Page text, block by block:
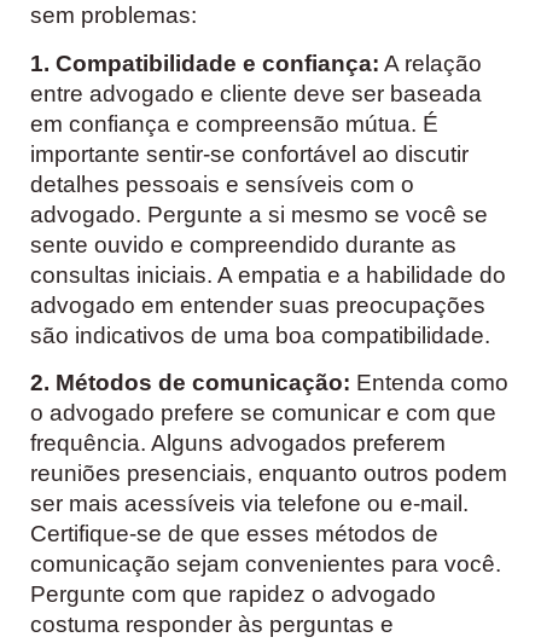
sem problemas:
1. Compatibilidade e confiança: A relação
entre advogado e cliente deve ser baseada
em confiança e compreensão mútua. É
importante sentir-se confortável ao discutir
detalhes pessoais e sensíveis com o
advogado. Pergunte a si mesmo se você se
sente ouvido e compreendido durante as
consultas iniciais. A empatia e a habilidade do
advogado em entender suas preocupações
são indicativos de uma boa compatibilidade.
2. Métodos de comunicação: Entenda como
o advogado prefere se comunicar e com que
frequência. Alguns advogados preferem
reuniões presenciais, enquanto outros podem
ser mais acessíveis via telefone ou e-mail.
Certifique-se de que esses métodos de
comunicação sejam convenientes para você.
Pergunte com que rapidez o advogado
costuma responder às perguntas e